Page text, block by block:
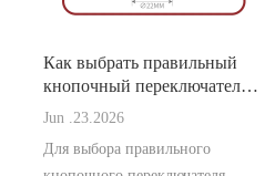
Как выбрать правильный
кнопочный переключатель
для толщины панели |
Jun .23.2026
Для выбора правильного